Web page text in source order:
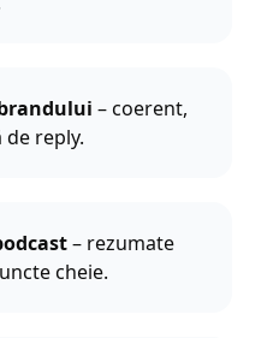
– coerent,
reply.
– rezumate
cheie.